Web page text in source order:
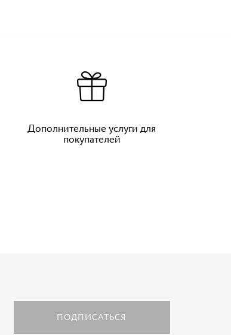
Дополнительные услуги для
покупателей
ПОДПИСАТЬСЯ